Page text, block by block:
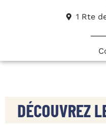
1 Rte
DÉCOUVREZ